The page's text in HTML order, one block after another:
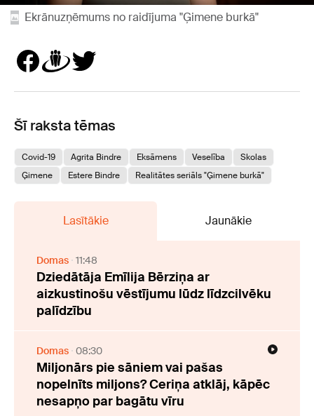
Ekrānuzņēmums no raidījuma "Ģimene burkā"
Šī raksta tēmas
Covid-19 Agrita Bindre Eksāmens Veselība
Skolas
Ģimene
Estere Bindre Realitātes seriāls "Ģimene burkā"
Lasītākie Jaunākie
Domas 11:48
Dziedātāja Emīlija Bērziņa ar
aizkustinošu vēstījumu lūdz līdzcilvēku
palīdzību
Domas 08:30
Miljonārs pie sāniem vai pašas
nopelnīts miljons? Ceriņa atklāj, kāpēc
nesapņo par bagātu vīru